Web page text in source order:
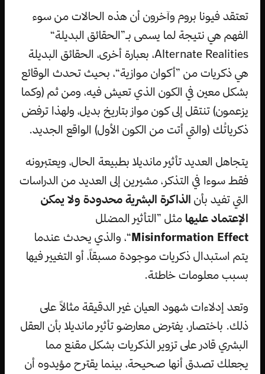
تعتقد فيونا بروم وآخرون أن هذه الحالات من سوء
الفهم هي نتيجة لما يسمى بـ”الحقائق البديلة“
Alternate Realities، بعبارة أخرى، الحقائق البديلة
هي ذكريات من ”أكوان موازية“، بحيث تحدث الوقائع
بشكل معين في الكون الذي تعيش فيه، ومن ثم (وكما
يزعمون) تنتقل إلى كون مواز بتاريخ بديل، ولهذا ترفض
ذكرياتُك (والتي أتت من الكون الأول) الواقع الجديد.
يتجاهل العديد تأثير مانديلا بطبيعة الحال، ويعتبرونه
فقط سوءا في التذكر، مشيرين إلى العديد من الدراسات
التي تفيد بأن الذاكرة البشرية محدودة ولا يمكن
الإعتماد عليها مثل ”التأثير المضلل
Misinformation Effect“، والذي يحدث عندما
يتم استبدال ذكريات موجودة مسبقاً، أو التغيير فيها
بسبب معلومات خاطئة.
وتعد إدلاءات شهود العيان غير الدقيقة مثالاً على
ذلك. باختصار، يفترض معارضو تأثير مانديلا بأن العقل
البشري قادر على تزوير الذكريات بشكل مقنع مما
يجعلك تصدق أنها صحيحة، بينما يقترح مؤيدوه أن